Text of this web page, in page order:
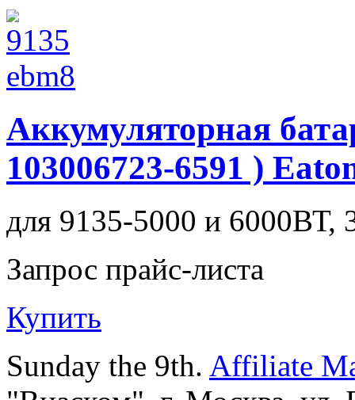
Аккумуляторная
103006723-6591 )
для 9135-5000 и 6000ВТ,
Запрос прайс-листа
Купить
Sunday the 9th. Affiliate